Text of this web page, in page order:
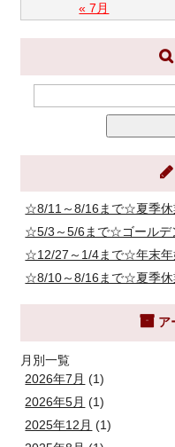
« 7月
☆8/11～8/16まで☆夏季休
☆5/3～5/6まで☆ゴールデ
☆12/27～1/4まで☆年末年
☆8/10～8/16まで☆夏季休
ア
月別一覧
2026年7月 (1)
2026年5月 (1)
2025年12月 (1)